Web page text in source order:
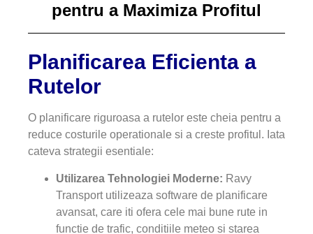
pentru a Maximiza Profitul
Planificarea Eficienta a
Rutelor
O planificare riguroasa a rutelor este cheia pentru a
reduce costurile operationale si a creste profitul. Iata
cateva strategii esentiale:
Utilizarea Tehnologiei Moderne: Ravy
Transport utilizeaza software de planificare
avansat, care iti ofera cele mai bune rute in
functie de trafic, conditiile meteo si starea